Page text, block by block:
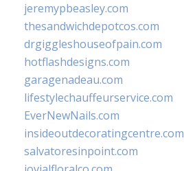
jeremypbeasley.com
thesandwichdepotcos.com
drgiggleshouseofpain.com
hotflashdesigns.com
garagenadeau.com
lifestylechauffeurservice.com
EverNewNails.com
insideoutdecoratingcentre.com
salvatoresinpoint.com